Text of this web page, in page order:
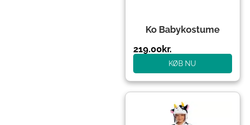
Ko Babykostume
219.00kr.
KØB NU